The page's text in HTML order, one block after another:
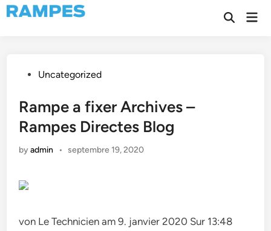
Skip
to
Open
PostedUncategorized
Rampe a fixer Archives –
Rampes Directes Blog
byadmin • septembre 19, 2020
von Le Technicien am 9. janvier 2020 Sur 13:48